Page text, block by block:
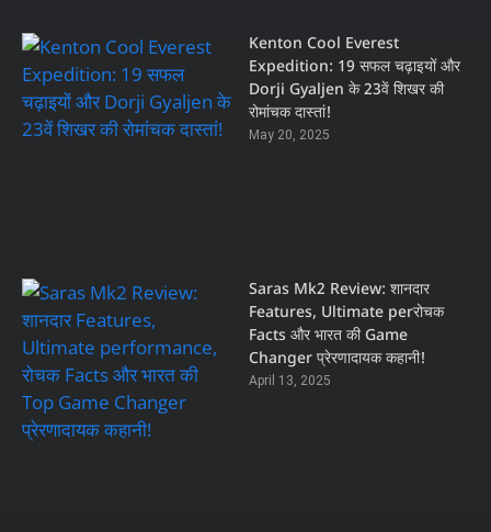
Kenton Cool Everest
Expedition: 19 सफल चढ़ाइयों और
Dorji Gyaljen के 23वें शिखर की
रोमांचक दास्तां!
May 20, 2025
Saras Mk2 Review: शानदार
Features, Ultimate perरोचक
Facts और भारत की Game
Changer प्रेरणादायक कहानी!
April 13, 2025